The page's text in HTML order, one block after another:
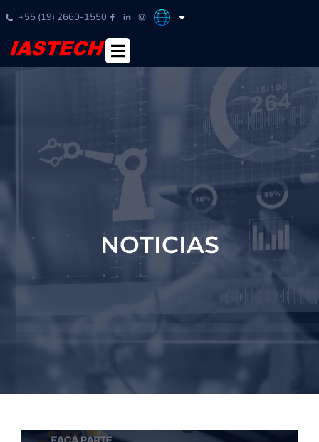
+55 (19) 2660-1550
NOTICIAS